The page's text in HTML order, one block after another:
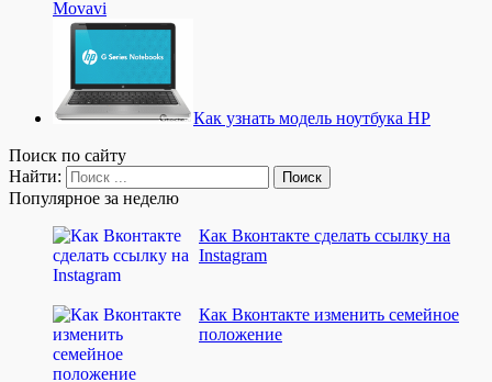
Movavi
Как узнать модель ноутбука HP
Поиск по сайту
Найти:
Популярное за неделю
Как Вконтакте сделать ссылку на
Instagram
Как Вконтакте изменить семейное
положение